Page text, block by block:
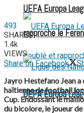
UEFA Europa
UEFA Europa
rapproche le
493
SHARES
1.4k
VIEWS
Share on Facebook
Jayro Hestefano Jean
haïtienne de football
Cup. Endossant le
du bicolore, le joueur